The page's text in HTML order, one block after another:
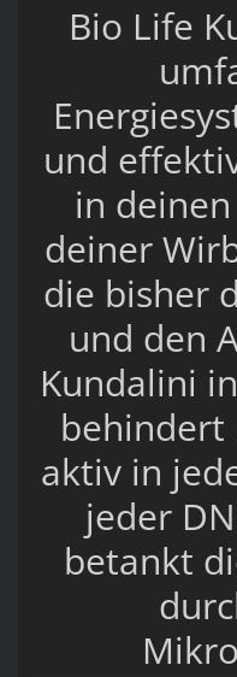
Bio Life
und
in
deiner
die bisher
und den
Kundalini
behindert
aktiv in
jeder
betankt